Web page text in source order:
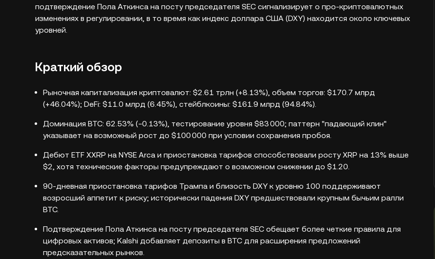
подтверждение Пола Аткинса на посту председателя SEC сигнализирует о про-криптовалютных
изменениях в регулировании, в то время как индекс доллара США (DXY) находится около ключевых
уровней.
Краткий обзор
Рыночная капитализация криптовалют: $2.61 трлн (+8.13%), объем торгов: $170.7 млрд
(+46.04%); DeFi: $11.0 млрд (6.45%), стейблкоины: $161.9 млрд (94.84%).
Доминация BTC: 62.53% (−0.13%), тестирование уровня $83 000; паттерн "падающий клин"
указывает на возможный рост до $100 000 при условии сохранения пробоя.
Дебют ETF XXRP на NYSE Arca и приостановка тарифов способствовали росту XRP на 13% выше
$2, хотя технические факторы предупреждают о возможном снижении до $1.20.
90-дневная приостановка тарифов Трампа и близость DXY к уровню 100 поддерживают
возросший аппетит к риску; исторически падения DXY предшествовали крупным бычьим ралли
BTC.
Подтверждение Пола Аткинса на посту председателя SEC обещает более четкие правила для
цифровых активов; Kalshi добавляет депозиты в BTC для расширения предложений
предсказательных рынков.